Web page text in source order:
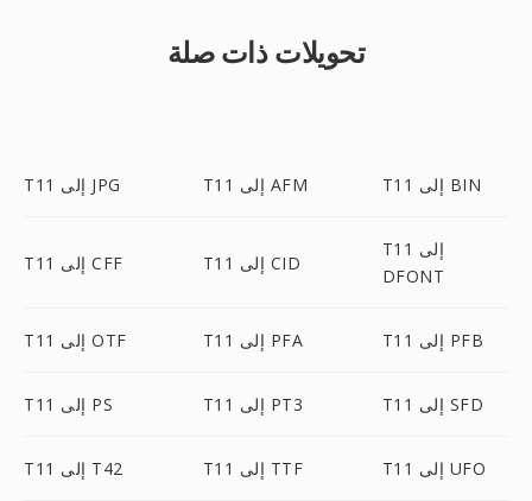
تحويلات ذات صلة
T11 إلى JPG T11 إلى AFM T11 إلى BIN
T11 إلى CFF T11 إلى CID
T11 إلى
DFONT
T11 إلى OTF T11 إلى PFA T11 إلى PFB
T11 إلى PS T11 إلى PT3 T11 إلى SFD
T11 إلى T42 T11 إلى TTF T11 إلى UFO